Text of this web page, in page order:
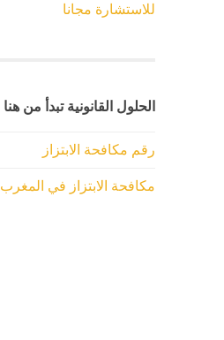
للاستشارة مجانا
الحلول القانونية تبدأ من هنا
رقم مكافحة الابتزاز
مكافحة الابتزاز في المغرب